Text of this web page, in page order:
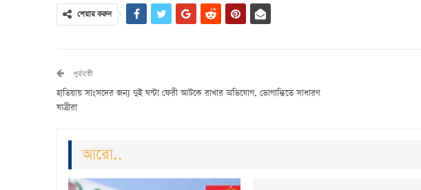
শেয়ার করুন
পুর্ববর্তী
হাতিয়ায় সাংসদের জন্য দুই ঘন্টা ফেরী আটকে রাখার অভিযোগ, ভোগান্তিতে সাধারণ
যাত্রীরা
আরো..